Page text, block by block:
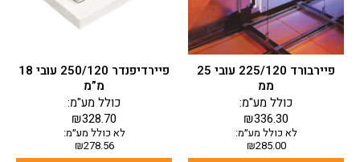
פיירבורד 225/120 עובי 25
ממ
₪336.30
כולל מע"מ:
לא כולל מע״מ:
₪285.00
פיירדיפנדר 250/120 עובי 18
מ”מ
₪328.70
כולל מע"מ:
לא כולל מע״מ:
₪278.56